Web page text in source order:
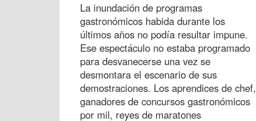
La inundación de programas
gastronómicos habida durante los
últimos años no podía resultar impune.
Ese espectáculo no estaba programado
para desvanecerse una vez se
desmontara el escenario de sus
demostraciones. Los aprendices de chef,
ganadores de concursos gastronómicos
por mil, reyes de maratones